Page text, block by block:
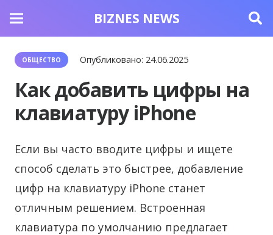
BIZNES NEWS
ОБЩЕСТВО Опубликовано: 24.06.2025
Как добавить цифры на
клавиатуру iPhone
Если вы часто вводите цифры и ищете
способ сделать это быстрее, добавление
цифр на клавиатуру iPhone станет
отличным решением. Встроенная
клавиатура по умолчанию предлагает